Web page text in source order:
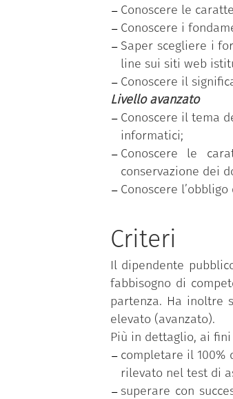
Conoscere le
Conoscere i
Saper scegliere i
line sui siti web
Conoscere il
Livello avanzato
Conoscere il tema
informatici;
Conoscere le
conservazione dei
Conoscere
Criteri
Il dipendente
fabbisogno di
partenza. Ha inoltre
elevato (avanzato).
Più in dettaglio, ai
completare il
rilevato nel test di
superare con